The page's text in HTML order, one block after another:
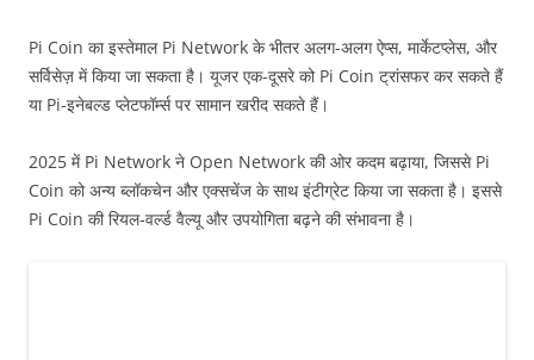
Pi Coin का इस्तेमाल Pi Network के भीतर अलग-अलग ऐप्स, मार्केटप्लेस, और
सर्विसेज़ में किया जा सकता है। यूजर एक-दूसरे को Pi Coin ट्रांसफर कर सकते हैं
या Pi-इनेबल्ड प्लेटफॉर्म्स पर सामान खरीद सकते हैं।
2025 में Pi Network ने Open Network की ओर कदम बढ़ाया, जिससे Pi
Coin को अन्य ब्लॉकचेन और एक्सचेंज के साथ इंटीग्रेट किया जा सकता है। इससे
Pi Coin की रियल-वर्ल्ड वैल्यू और उपयोगिता बढ़ने की संभावना है।